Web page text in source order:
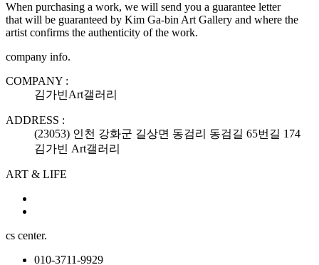
When purchasing a work, we will send you a guarantee letter
that will be guaranteed by Kim Ga-bin Art Gallery and where the
artist confirms the authenticity of the work.
company info.
COMPANY :
김가빈Art갤러리
ADDRESS :
(23053) 인천 강화군 길상면 동검리 동검길 65번길 174
김가빈 Art갤러리
ART & LIFE
cs center.
010-3711-9929